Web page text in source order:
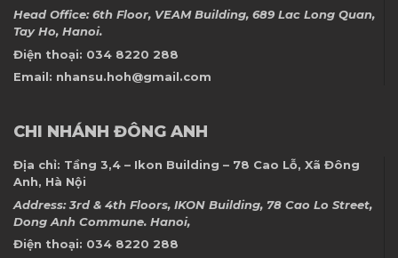
Head Office: 6th Floor, VEAM Building, 689 Lac Long Quan,
Tay Ho, Hanoi.
Điện thoại: 034 8220 288
Email: nhansu.hoh@gmail.com
CHI NHÁNH ĐÔNG ANH
Địa chỉ: Tầng 3,4 – Ikon Building – 78 Cao Lỗ, Xã Đông
Anh, Hà Nội
Address: 3rd & 4th Floors, IKON Building, 78 Cao Lo Street,
Dong Anh Commune. Hanoi,
Điện thoại: 034 8220 288